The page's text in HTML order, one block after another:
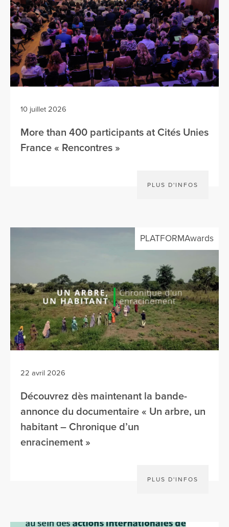
10 juillet 2026
More than 400 participants at Cités Unies
France « Rencontres »
PLUS D'INFOS
PLATFORMAwards
22 avril 2026
Découvrez dès maintenant la bande-
annonce du documentaire « Un arbre, un
habitant – Chronique d’un
enracinement »
PLUS D'INFOS